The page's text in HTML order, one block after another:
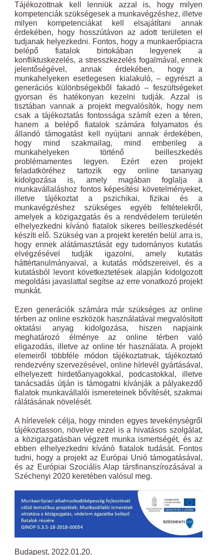
Tájékozottnak kell lenniük azzal is, hogy milyen
kompetenciák szükségesek a munkavégzéshez, illetve
milyen kompetenciákat kell elsajátítani annak
érdekében, hogy hosszútávon az adott területen el
tudjanak helyezkedni. Fontos, hogy a munkaerőpiacra
belépő fiatalok birtokában legyenek a
konfliktuskezelés, a stresszkezelés fogalmával, ennek
jelentőségével, annak érdekében, hogy a
munkahelyeken esetlegesen kialakuló, – egyrészt a
generációs különbségekből fakadó – feszültségeket
gyorsan és hatékonyan kezelni tudják. Azzal is
tisztában vannak a projekt megvalósítók, hogy nem
csak a tájékoztatás fontossága számít ezen a téren,
hanem a belépő fiatalok számára folyamatos és
állandó támogatást kell nyújtani annak érdekében,
hogy mind szakmailag, mind emberileg a
munkahelyeken történő beilleszkedés
problémamentes legyen. Ezért ezen projekt
feladatköréhez tartozik egy online tananyag
kidolgozása is, amely magában foglalja a
munkavállaláshoz fontos képesítési követelményeket,
illetve tájékoztat a pszichikai, fizikai és a
munkavégzéshez szükséges egyéb feltételekről,
amelyek a közigazgatás és a rendvédelem területén
elhelyezkedni kívánó fiatalok sikeres beilleszkedését
készíti elő. Szükség van a projekt keretén belül arra is,
hogy ennek alátámasztását egy tudományos kutatás
elvégzésével tudják igazolni, amely kutatás
háttértanulmányaival, a kutatás módszereivel, és a
kutatásból levont következtetések alapján kidolgozott
megoldási javaslattal segítse az erre vonatkozó projekt
munkát.
Ezen generációk számára már szükséges az online
térben az online eszközök használatával megvalósított
oktatási anyag kidolgozása, hiszen napjaink
meghatározó élménye az online térben való
eligazodás, illetve az online tér használata. A projekt
elemeiről többféle módon tájékoztatnak, tájékoztató
rendezvény szervezésével, online hírlevél gyártásával,
elhelyezett hirdetőanyagokkal, podcastokkal, illetve
tanácsadás útján is támogatni kívánják a pályakezdő
fialatok munkavállalói ismereteinek bővítését, szakmai
rálátásának növelését.
A hírlevelek célja, hogy minden egyes tevekénységről
tájékoztasson, növelve ezzel is a hivatásos szolgálat,
a közigazgatásban végzett munka ismertségét, és az
ebben elhelyezkedni kívánó fiatalok tudását. Fontos
tudni, hogy a projekt az Európai Unió támogatásával,
és az Európiai Szociális Alap társfinanszírozásával a
Széchenyi 2020 keretében valósul meg.
Budapest, 2022.01.20.